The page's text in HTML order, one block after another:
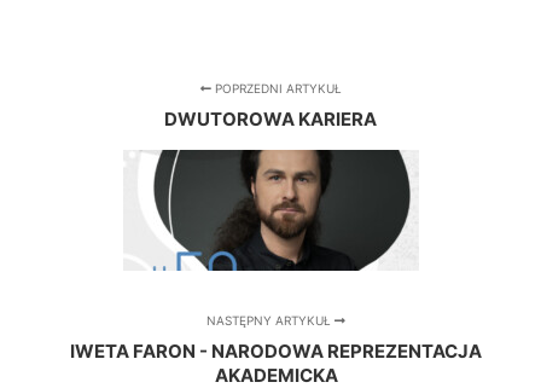
POPRZEDNI ARTYKUŁ
DWUTOROWA KARIERA
NASTĘPNY ARTYKUŁ
IWETA FARON - NARODOWA REPREZENTACJA
AKADEMICKA